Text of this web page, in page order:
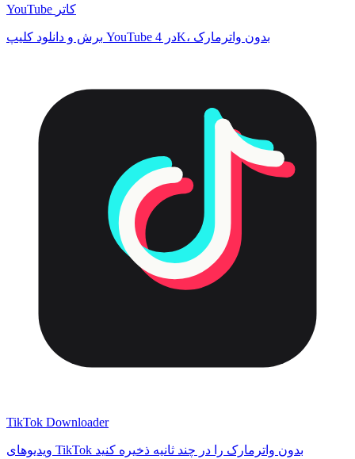
YouTube کاتر
برش و دانلود کلیپ YouTube در 4K، بدون واترمارک
TikTok Downloader
ویدیوهای TikTok بدون واترمارک را در چند ثانیه ذخیره کنید